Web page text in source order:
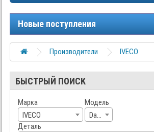
Новые поступления
Производители IVECO
БЫСТРЫЙ ПОИСК
Марка
IVECO
Модель
Daily
Деталь